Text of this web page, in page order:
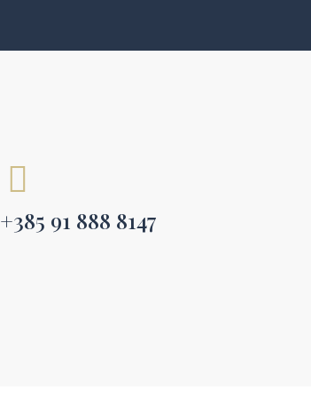
+385 91 888 8147